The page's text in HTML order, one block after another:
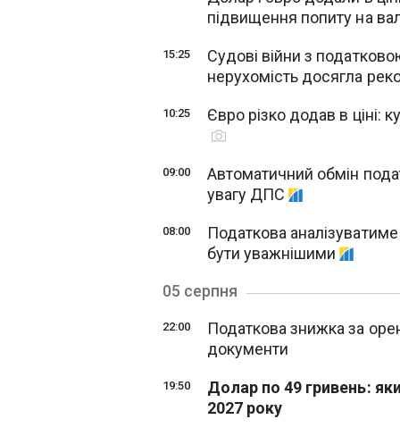
підвищення попиту на
15:25
Судові війни з
нерухомість досягла
10:25 Євро різко додав в ціні:
09:00
Автоматичний обмін
увагу ДПС
08:00
Податкова
бути уважнішими
05 серпня
22:00
Податкова знижка за
документи
19:50
Долар по 49 гривень:
2027 року